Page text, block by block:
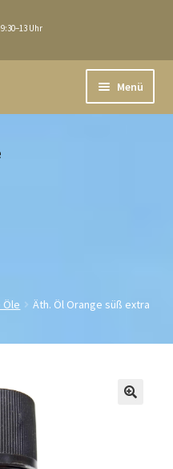
Uhr
Menü
Öle
Äth. Öl Orange süß extra